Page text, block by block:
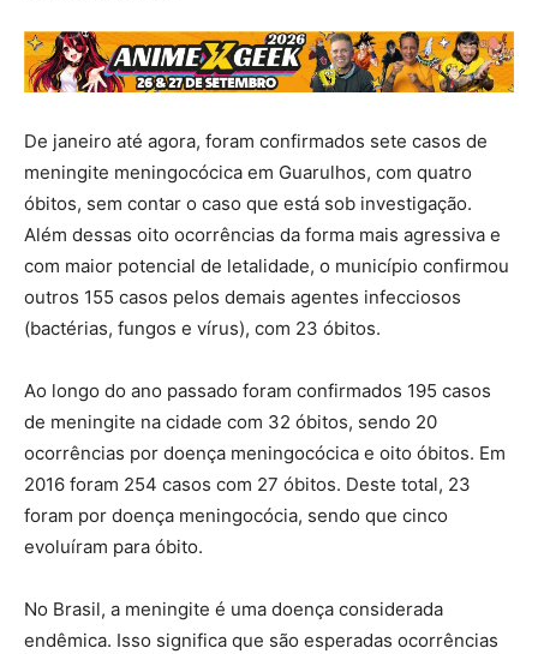
De janeiro até agora, foram confirmados sete casos de
meningite meningocócica em Guarulhos, com quatro
óbitos, sem contar o caso que está sob investigação.
Além dessas oito ocorrências da forma mais agressiva e
com maior potencial de letalidade, o município confirmou
outros 155 casos pelos demais agentes infecciosos
(bactérias, fungos e vírus), com 23 óbitos.
Ao longo do ano passado foram confirmados 195 casos
de meningite na cidade com 32 óbitos, sendo 20
ocorrências por doença meningocócica e oito óbitos. Em
2016 foram 254 casos com 27 óbitos. Deste total, 23
foram por doença meningocócia, sendo que cinco
evoluíram para óbito.
No Brasil, a meningite é uma doença considerada
endêmica. Isso significa que são esperadas ocorrências